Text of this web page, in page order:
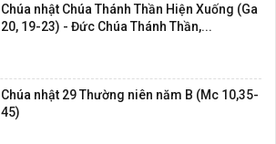
Chúa nhật Chúa Thánh Thần Hiện Xuống (Ga
20, 19-23) - Đức Chúa Thánh Thần,...
Chúa nhật 29 Thường niên năm B (Mc 10,35-
45)